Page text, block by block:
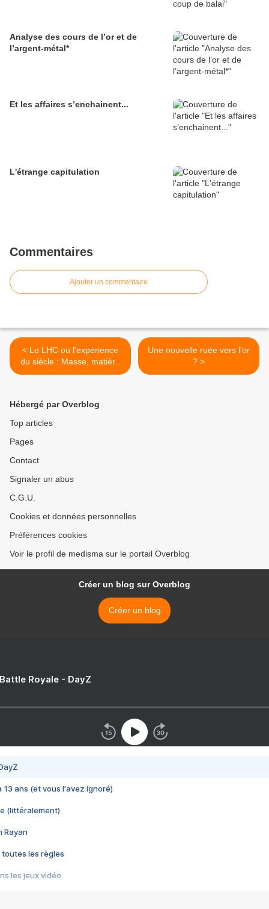
Analyse des cours de l’or et de
l’argent-métal*
Et les affaires s’enchainent...
L'étrange capitulation
Commentaires
Ajouter un commentaire
< Le LHC ou l'expérience
du siècle : Masse, matière
noire, énergie sombre,
Une nouvelle ruée vers l'or
? >
Hébergé par Overblog
Top articles
Pages
Contact
Signaler un abus
C.G.U.
Cookies et données personnelles
Préférences cookies
Voir le profil de medisma sur le portail Overblog
Créer un blog sur Overblog
Créer un blog
Royale - DayZ
13 ans (et vous l'avez ignoré)
(littéralement)
Rayan
toutes les règles
les jeux vidéo